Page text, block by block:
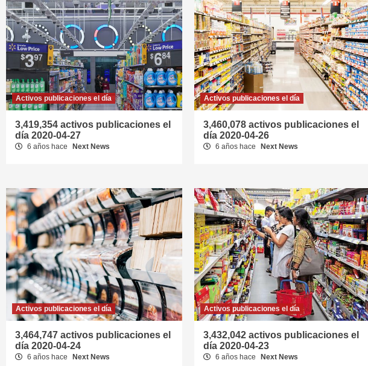
Activos publicaciones el día
3,419,354 activos publicaciones el
día 2020-04-27
6 años hace Next News
Activos publicaciones el día
3,460,078 activos publicaciones el
día 2020-04-26
6 años hace Next News
Activos publicaciones el día
3,464,747 activos publicaciones el
día 2020-04-24
6 años hace Next News
Activos publicaciones el día
3,432,042 activos publicaciones el
día 2020-04-23
6 años hace Next News